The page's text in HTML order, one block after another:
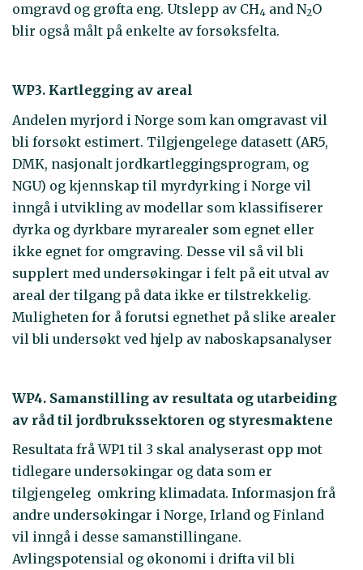
omgravd og grøfta eng. Utslepp av CH4 and N2O
blir også målt på enkelte av forsøksfelta.
WP3. Kartlegging av areal
Andelen myrjord i Norge som kan omgravast vil
bli forsøkt estimert. Tilgjengelege datasett (AR5,
DMK, nasjonalt jordkartleggingsprogram, og
NGU) og kjennskap til myrdyrking i Norge vil
inngå i utvikling av modellar som klassifiserer
dyrka og dyrkbare myrarealer som egnet eller
ikke egnet for omgraving. Desse vil så vil bli
supplert med undersøkingar i felt på eit utval av
areal der tilgang på data ikke er tilstrekkelig.
Muligheten for å forutsi egnethet på slike arealer
vil bli undersøkt ved hjelp av naboskapsanalyser
WP4. Samanstilling av resultata og utarbeiding
av råd til jordbrukssektoren og styresmaktene
Resultata frå WP1 til 3 skal analyserast opp mot
tidlegare undersøkingar og data som er
tilgjengeleg omkring klimadata. Informasjon frå
andre undersøkingar i Norge, Irland og Finland
vil inngå i desse samanstillingane.
Avlingspotensial og økonomi i drifta vil bli